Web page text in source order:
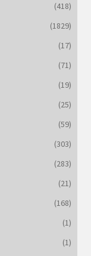
(418)
(1829)
(17)
(71)
(19)
(25)
(59)
(303)
(283)
(21)
(168)
(1)
(1)